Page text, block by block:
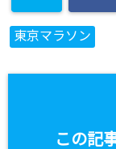
東京マラソン
この記